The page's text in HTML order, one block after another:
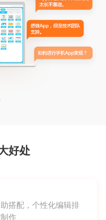
好处
搭配，个性化编辑排
作